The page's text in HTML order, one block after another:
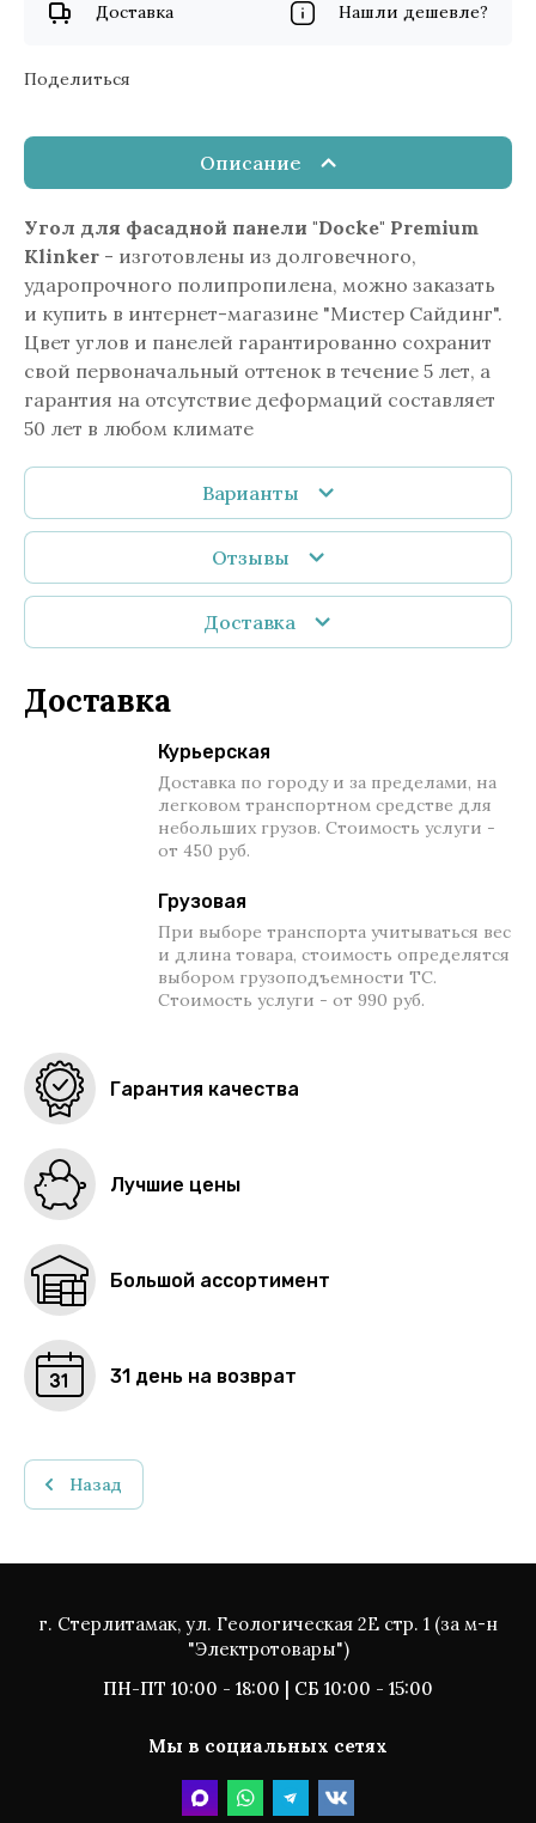
Доставка Нашли дешевле?
Поделиться
Описание
Угол для фасадной панели "Docke" Premium
Klinker - изготовлены из долговечного,
ударопрочного полипропилена, можно заказать
и купить в интернет-магазине "Мистер Сайдинг".
Цвет углов и панелей гарантированно сохранит
свой первоначальный оттенок в течение 5 лет, а
гарантия на отсутствие деформаций составляет
50 лет в любом климате
Варианты
Отзывы
Доставка
Доставка
Курьерская
Доставка по городу и за пределами, на
легковом транспортном средстве для
небольших грузов. Стоимость услуги -
от 450 руб.
Грузовая
При выборе транспорта учитываться вес
и длина товара, стоимость определятся
выбором грузоподъемности ТС.
Стоимость услуги - от 990 руб.
Гарантия качества
Лучшие цены
Большой ассортимент
31 день на возврат
Назад
г. Стерлитамак, ул. Геологическая 2Е стр. 1 (за м-н
"Электротовары")
ПН-ПТ 10:00 - 18:00 | СБ 10:00 - 15:00
Мы в социальных сетях